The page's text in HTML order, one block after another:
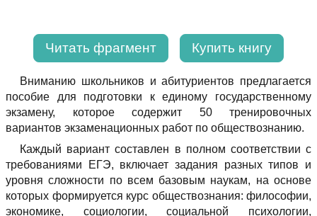
Читать фрагмент Купить книгу
Вниманию школьников и абитуриентов предлагается
пособие для подготовки к единому государственному
экзамену, которое содержит 50 тренировочных
вариантов экзаменационных работ по обществознанию.
Каждый вариант составлен в полном соответствии с
требованиями ЕГЭ, включает задания разных типов и
уровня сложности по всем базовым наукам, на основе
которых формируется курс обществознания: философии,
экономике, социологии, социальной психологии,